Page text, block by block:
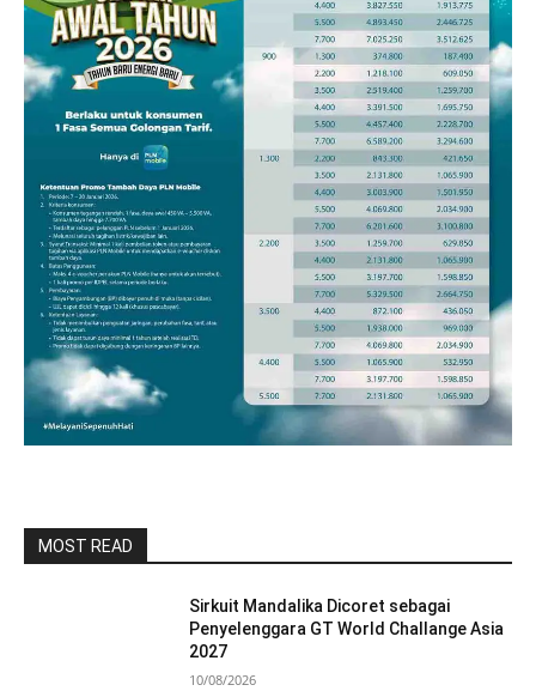
MOST READ
Sirkuit Mandalika Dicoret sebagai
Penyelenggara GT World Challange Asia
2027
10/08/2026